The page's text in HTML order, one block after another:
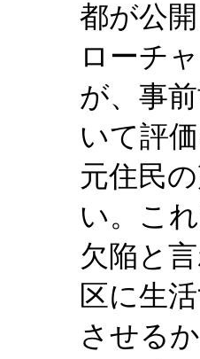
都が公
ローチ
が、事
いて評
元住民
い。こ
欠陥と
区に生
させる